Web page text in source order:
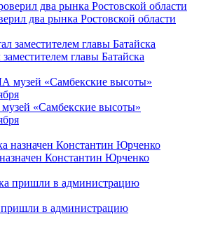
два рынка Ростовской области
главы Батайска
«Самбекские высоты»
Константин Юрченко
в администрацию